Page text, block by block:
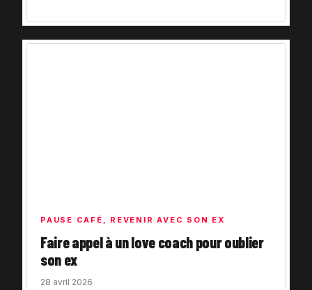
PAUSE CAFÉ REVENIR AVEC SON EX
Faire appel à un love coach pour oublier
son ex
28 avril 2026